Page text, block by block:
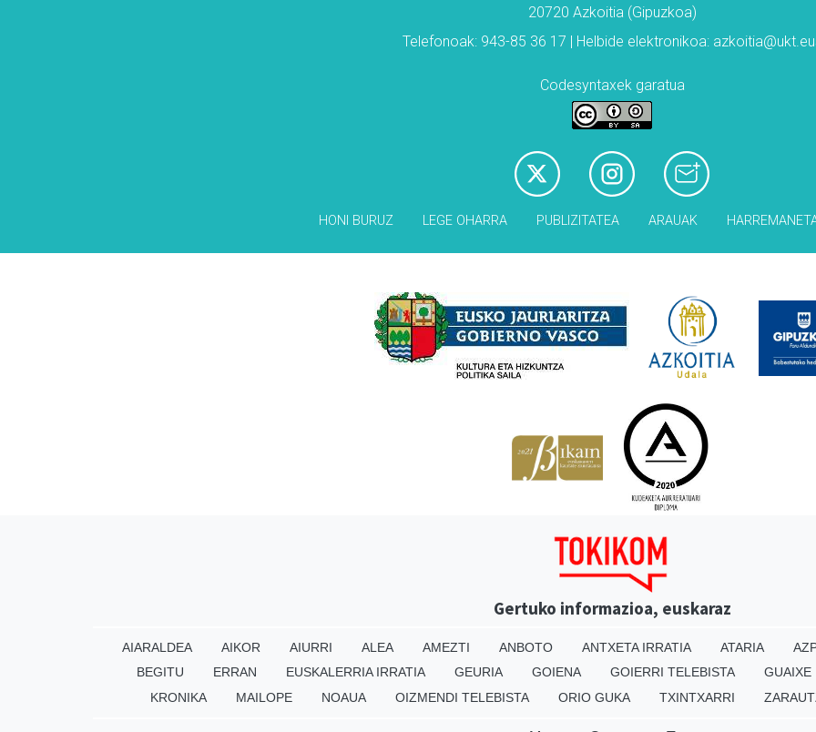
20720 Azkoitia (Gipuzkoa)
Telefonoak: 943-85 36 17 | Helbide elektronikoa:
Codesyntaxek garatua
HONI BURUZ LEGE OHARRA PUBLIZITATEA ARAUAK
Gertuko informazioa, euskaraz
AIARALDEA AIKOR AIURRI ALEA AMEZTI ANBOTO ANTXETA IRRATIA ATARIA
BEGITU
ERRAN EUSKALERRIA IRRATIA GEURIA GOIENA GOIERRI TELEBISTA GUAIXE
KRONIKA
MAILOPE NOAUA OIZMENDI TELEBISTA ORIO GUKA TXINTXARRI